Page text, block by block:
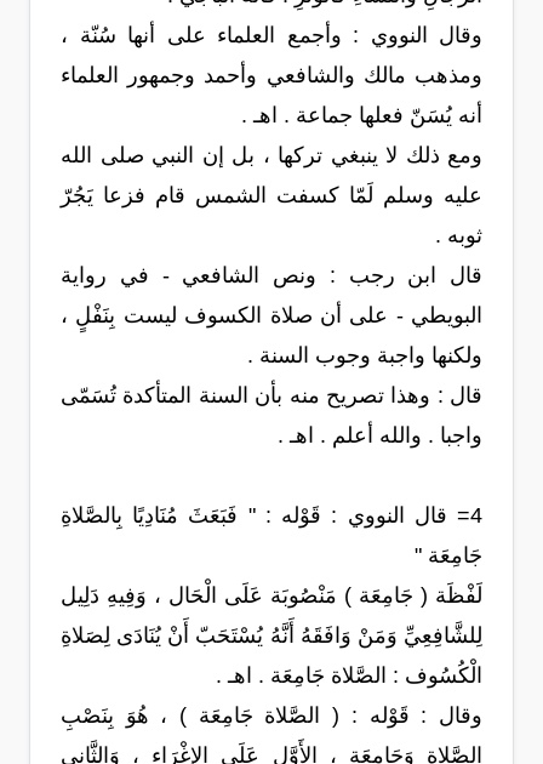
وقال النووي : وأجمع العلماء على أنها سُنّة ،
ومذهب مالك والشافعي وأحمد وجمهور العلماء
أنه يُسَنّ فعلها جماعة . اهـ .
ومع ذلك لا ينبغي تركها ، بل إن النبي صلى الله
عليه وسلم لَمّا كسفت الشمس قام فزعا يَجُرّ
ثوبه .
قال ابن رجب : ونص الشافعي - في رواية
البويطي - على أن صلاة الكسوف ليست بِنَفْلٍ ،
ولكنها واجبة وجوب السنة .
قال : وهذا تصريح منه بأن السنة المتأكدة تُسَمّى
واجبا . والله أعلم . اهـ .
4= قال النووي : قَوْله : " فَبَعَثَ مُنَادِيًا بِالصَّلاةِ
جَامِعَة "
لَفْظَة ( جَامِعَة ) مَنْصُوبَة عَلَى الْحَال ، وَفِيهِ دَلِيل
لِلشَّافِعِيِّ وَمَنْ وَافَقَهُ أَنَّهُ يُسْتَحَبّ أَنْ يُنَادَى لِصَلاةِ
الْكُسُوف : الصَّلاة جَامِعَة . اهـ .
وقال : قَوْله : ( الصَّلاة جَامِعَة ) ، هُوَ بِنَصْبِ
الصَّلاة وَجَامِعَة ، الأَوَّل عَلَى الإِغْرَاء ، وَالثَّانِي